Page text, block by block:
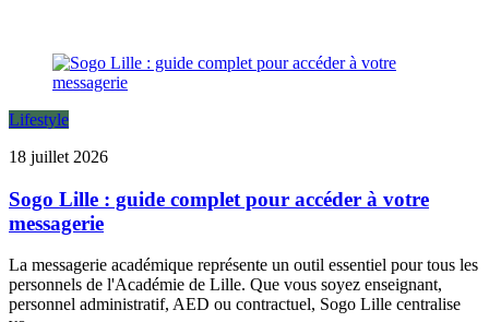
Lifestyle
18 juillet 2026
Sogo Lille : guide complet pour accéder à votre
messagerie
La messagerie académique représente un outil essentiel pour tous les
personnels de l'Académie de Lille. Que vous soyez enseignant,
personnel administratif, AED ou contractuel, Sogo Lille centralise